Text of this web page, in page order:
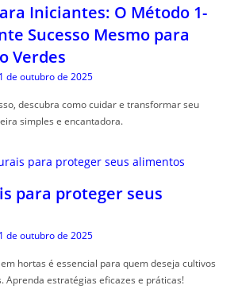
Iniciantes: O Método 1-
Sucesso Mesmo para
Verdes
de outubro de 2025
descubra como cuidar e transformar seu
simples e encantadora.
para proteger seus
de outubro de 2025
hortas é essencial para quem deseja cultivos
Aprenda estratégias eficazes e práticas!